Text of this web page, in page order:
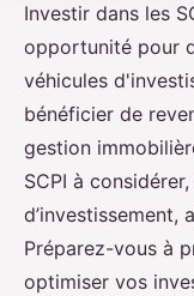
Investir dans les
opportunité pour
véhicules
bénéficier de
gestion
SCPI à
d’investissement,
Préparez-vous à
optimiser vos